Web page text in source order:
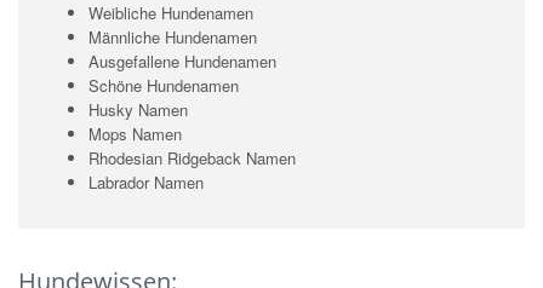
Weibliche Hundenamen
Männliche Hundenamen
Ausgefallene Hundenamen
Schöne Hundenamen
Husky Namen
Mops Namen
Rhodesian Ridgeback Namen
Labrador Namen
Hundewissen: